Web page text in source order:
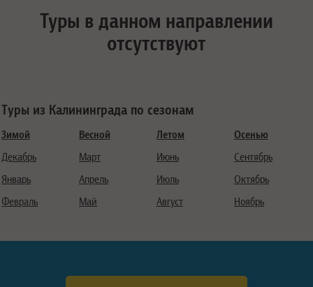
Туры в данном направлении
отсутствуют
Туры из Калининграда по сезонам
Зимой
Декабрь
Январь
Февраль
Весной
Март
Апрель
Май
Летом
Июнь
Июль
Август
Осенью
Сентябрь
Октябрь
Ноябрь